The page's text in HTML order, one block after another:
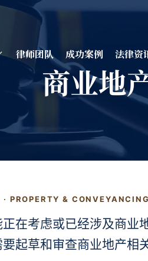
律师团队 成功案例 法律资
商业地
· PROPERTY & CONVEYANCING
在考虑或已经涉及商业
起草和审查商业地产相